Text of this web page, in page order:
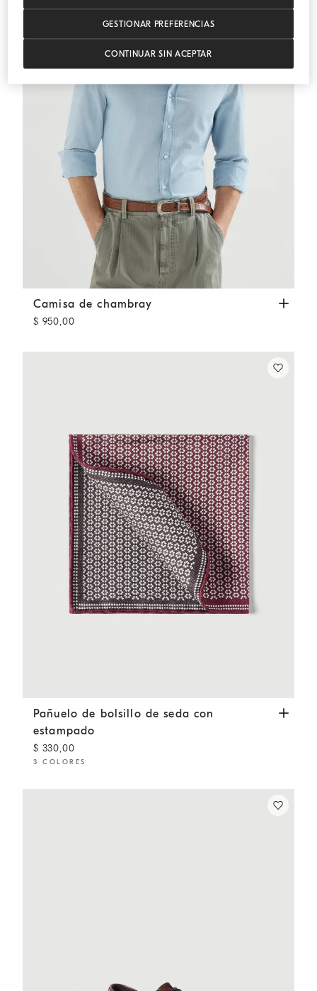
Camisa de chambray Denim Medio
Camisa de chambray
$ 950,00
Pañuelo de bolsillo de seda con estampado Bermellón
Pañuelo de bolsillo de seda con
estampado
$ 330,00
3 COLORES
GESTIONAR PREFERENCIAS
CONTINUAR SIN ACEPTAR